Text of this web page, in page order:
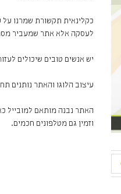
כקלינאית תקשורת שמרנו
לעסקה אלא אתר שמעביר
יש אנשים טובים שיכולים
עיצוב הלוגו והאתר נותנים
האתר נבנה מותאם למובייל
וזמין גם מטלפונים חכמים.